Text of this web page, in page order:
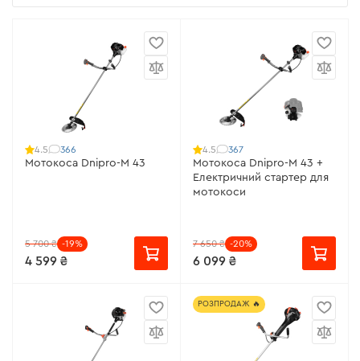
4.5 366
Мотокоса Dnipro-M 43
5 700 ₴ -19%
4 599 ₴
4.5 367
Мотокоса Dnipro-M 43 +
Електричний стартер для
мотокоси
7 650 ₴ -20%
6 099 ₴
РОЗПРОДАЖ 🔥